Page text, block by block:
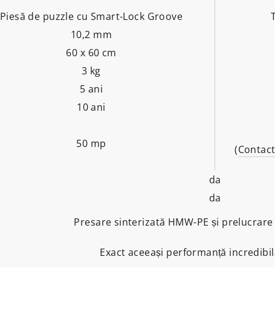
Piesă de puzzle cu Smart-Lock Groove
10,2 mm
60 x 60 cm
3 kg
5 ani
10 ani
50 mp
(
da
da
Presare sinterizată HMW-PE și prelucrare
Exact aceeași performanță